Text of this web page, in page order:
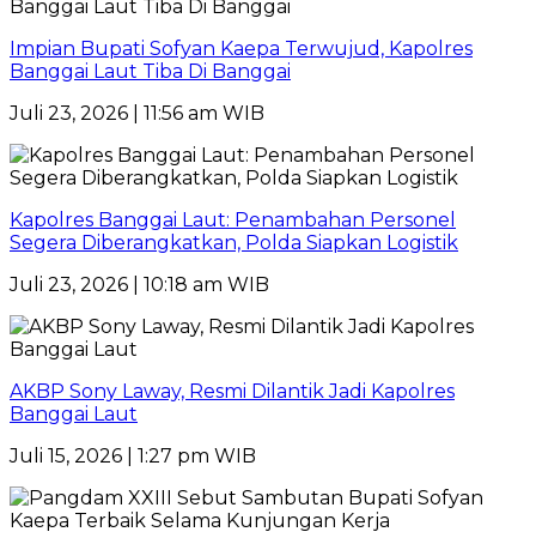
Impian Bupati Sofyan Kaepa Terwujud, Kapolres
Banggai Laut Tiba Di Banggai
Juli 23, 2026 | 11:56 am WIB
Kapolres Banggai Laut: Penambahan Personel
Segera Diberangkatkan, Polda Siapkan Logistik
Juli 23, 2026 | 10:18 am WIB
AKBP Sony Laway, Resmi Dilantik Jadi Kapolres
Banggai Laut
Juli 15, 2026 | 1:27 pm WIB